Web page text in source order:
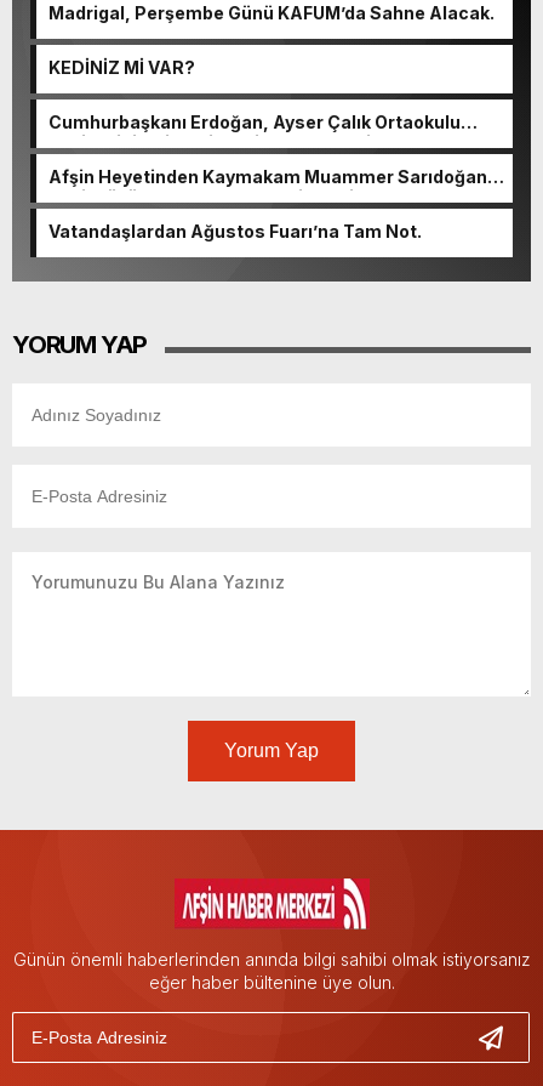
Madrigal, Perşembe Günü KAFUM’da Sahne Alacak.
KEDİNİZ Mİ VAR?
Cumhurbaşkanı Erdoğan, Ayser Çalık Ortaokulu
Şehitlerinin Aileleriyle Bir Araya Geldi.
Afşin Heyetinden Kaymakam Muammer Sarıdoğan’a
Beşikdüzü’nde hayırlı olsun ziyareti.
Vatandaşlardan Ağustos Fuarı’na Tam Not.
YORUM YAP
Yorum Yap
Günün önemli haberlerinden anında bilgi sahibi olmak istiyorsanız
eğer haber bültenine üye olun.